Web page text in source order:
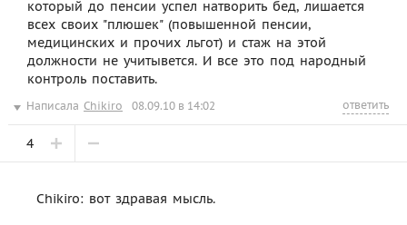
который до пенсии успел натворить бед, лишается
всех своих "плюшек" (повышенной пенсии,
медицинских и прочих льгот) и стаж на этой
должности не учитывется. И все это под народный
контроль поставить.
Написала Chikiro 08.09.10 в 14:02 ответить
4
Chikiro: вот здравая мысль.